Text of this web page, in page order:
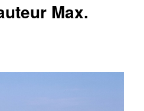
Max.